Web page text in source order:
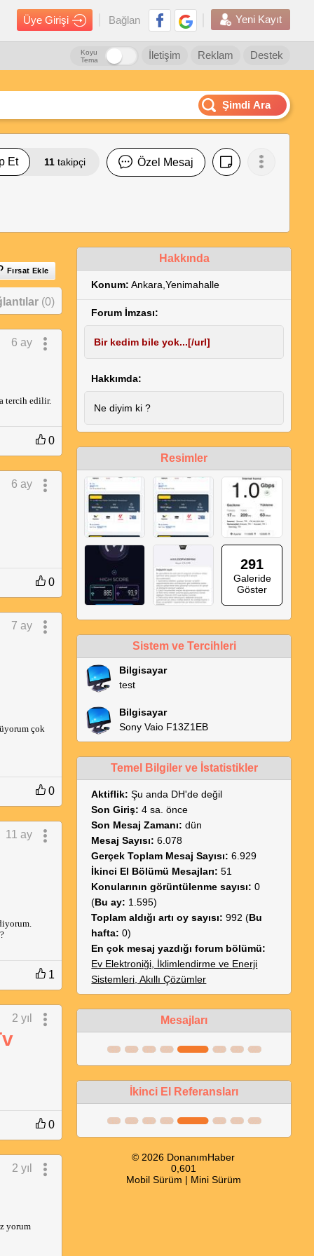
Üye Girişi Bağlan Yeni Kayıt
Destek
Reklam
İletişim
Koyu
Tema
Şimdi Ara
Et 11 takipçi Özel Mesaj
Fırsat Ekle
(0)
6 ay
tercih edilir.
0
6 ay
0
7 ay
çok
0
11 ay
1
2 yıl
0
2 yıl
yorum
Hakkında
Konum: Ankara,Yenimahalle
Forum İmzası:
Bir kedim bile yok...[/url]
Hakkımda:
Ne diyim ki ?
Resimler
291
Galeride
Göster
Sistem ve Tercihleri
Bilgisayar
test
Bilgisayar
Sony Vaio F13Z1EB
Temel Bilgiler ve İstatistikler
Aktiflik: Şu anda DH'de değil
Son Giriş: 4 sa. önce
Son Mesaj Zamanı: dün
Mesaj Sayısı: 6.078
Gerçek Toplam Mesaj Sayısı: 6.929
İkinci El Bölümü Mesajları: 51
Konularının görüntülenme sayısı: 0
(Bu ay: 1.595)
Toplam aldığı artı oy sayısı: 992 (Bu
hafta: 0)
En çok mesaj yazdığı forum bölümü:
Ev Elektroniği, İklimlendirme ve Enerji
Sistemleri, Akıllı Çözümler
Mesajları
İkinci El Referansları
© 2026 DonanımHaber
0,601
Mobil Sürüm | Mini Sürüm